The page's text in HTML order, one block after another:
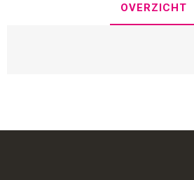
OVERZICHT